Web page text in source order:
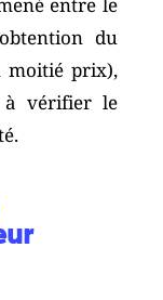
entre le
du
moitié prix),
à vérifier le